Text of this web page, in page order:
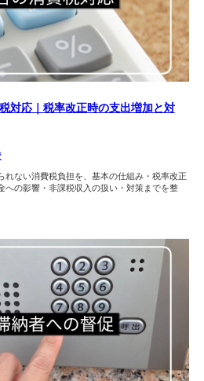
対応｜税率改正時の支出増加と対
れない消費税負担を、基本の仕組み・税率改正
への影響・非課税収入の扱い・対策までを整